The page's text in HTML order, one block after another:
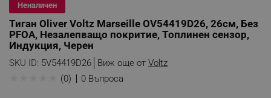
Неналичен
Тиган Oliver Voltz Marseille OV54419D26, 26см, Без
PFOA, Незалепващо покритие, Топлинен сензор,
Индукция, Черен
SKU ID: 5V54419D26 Виж още от Voltz
(0) 0 Въпроса